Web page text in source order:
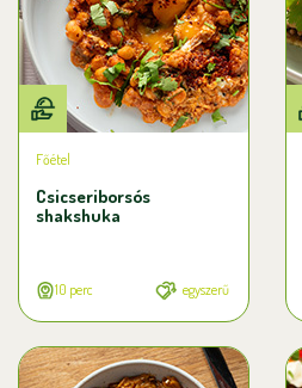
Főétel
Csicseriborsós
shakshuka
10 perc egyszerű